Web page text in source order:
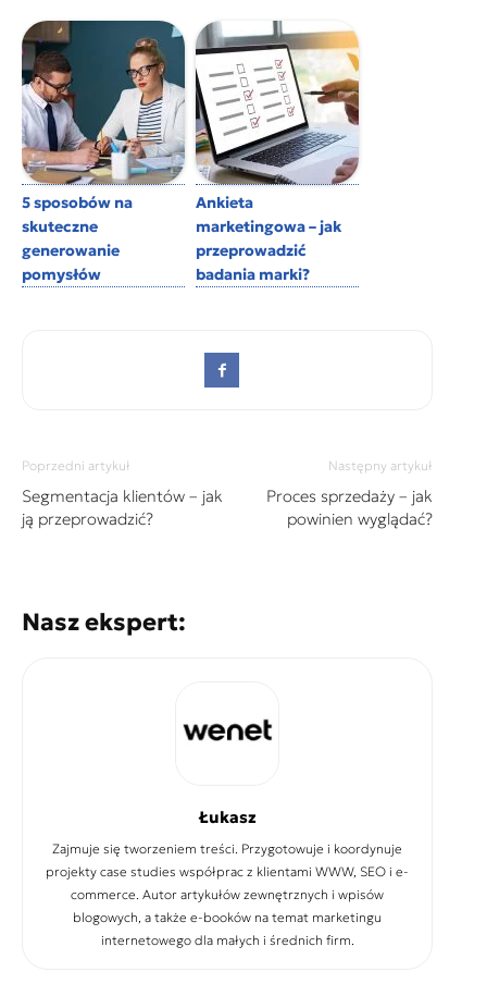
5 sposobów na
skuteczne
generowanie
pomysłów
Ankieta
marketingowa – jak
przeprowadzić
badania marki?
Poprzedni artykuł
Segmentacja klientów – jak
ją przeprowadzić?
Następny artykuł
Proces sprzedaży – jak
powinien wyglądać?
Nasz ekspert:
Łukasz
Zajmuje się tworzeniem treści. Przygotowuje i koordynuje
projekty case studies współprac z klientami WWW, SEO i e-
commerce. Autor artykułów zewnętrznych i wpisów
blogowych, a także e-booków na temat marketingu
internetowego dla małych i średnich firm.